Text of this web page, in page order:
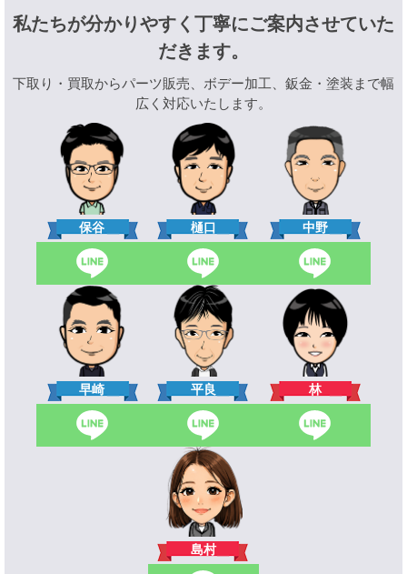
私たちが分かりやすく丁寧にご案内させていた
だきます。
下取り・買取からパーツ販売、ボデー加工、鈑金・塗装まで幅
広く対応いたします。
保谷 樋口 中野
早崎 平良 林
島村